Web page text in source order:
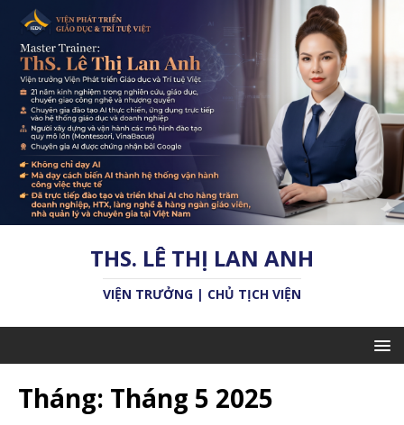
THS. LÊ THỊ LAN ANH
VIỆN TRƯỞNG | CHỦ TỊCH VIỆN
Tháng: Tháng 5 2025